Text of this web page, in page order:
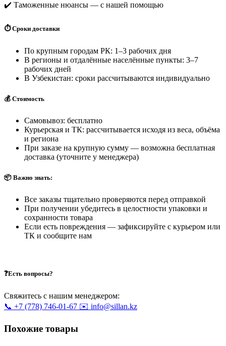
✔️ Таможенные нюансы — с нашей помощью
⏱️ Сроки доставки
По крупным городам РК: 1–3 рабочих дня
В регионы и отдалённые населённые пункты: 3–7
рабочих дней
В Узбекистан: сроки рассчитываются индивидуально
💰 Стоимость
Самовывоз: бесплатно
Курьерская и ТК: рассчитывается исходя из веса, объёма
и региона
При заказе на крупную сумму — возможна бесплатная
доставка (уточните у менеджера)
📦 Важно знать:
Все заказы тщательно проверяются перед отправкой
При получении убедитесь в целостности упаковки и
сохранности товара
Если есть повреждения — зафиксируйте с курьером или
ТК и сообщите нам
❓Есть вопросы?
Свяжитесь с нашим менеджером:
📞 +7 (778) 746-01-67 ✉️ info@sillan.kz
Похожие товары